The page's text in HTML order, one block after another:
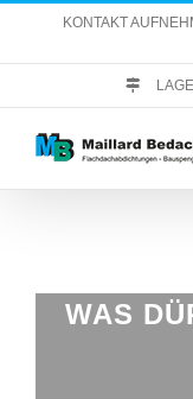
springen
KONTAKT
WAS